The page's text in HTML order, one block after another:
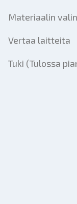
Materiaalin
Vertaa laitteita
Tuki (Tulossa